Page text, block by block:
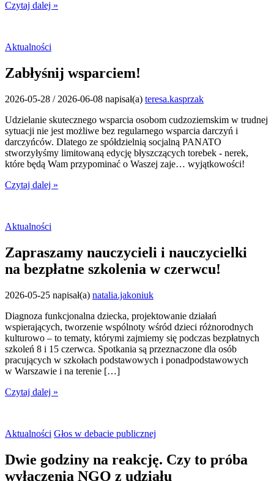
Czytaj dalej »
Aktualności
Zabłyśnij wsparciem!
2026-05-28 / 2026-06-08 napisał(a) teresa.kasprzak
Udzielanie skutecznego wsparcia osobom cudzoziemskim w trudnej
sytuacji nie jest możliwe bez regularnego wsparcia darczyń i
darczyńców. Dlatego ze spółdzielnią socjalną PANATO
stworzyłyśmy limitowaną edycję błyszczących torebek - nerek,
które będą Wam przypominać o Waszej zaje… wyjątkowości!
Czytaj dalej »
Aktualności
Zapraszamy nauczycieli i nauczycielki
na bezpłatne szkolenia w czerwcu!
2026-05-25 napisał(a) natalia.jakoniuk
Diagnoza funkcjonalna dziecka, projektowanie działań
wspierających, tworzenie wspólnoty wśród dzieci różnorodnych
kulturowo – to tematy, którymi zajmiemy się podczas bezpłatnych
szkoleń 8 i 15 czerwca. Spotkania są przeznaczone dla osób
pracujących w szkołach podstawowych i ponadpodstawowych
w Warszawie i na terenie […]
Czytaj dalej »
Aktualności Głos w debacie publicznej
Dwie godziny na reakcję. Czy to próba
wyłączenia NGO z udziału